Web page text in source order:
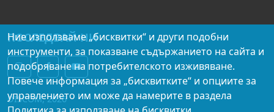
ПОСЛЕДВАЙ НИ
DISCOM, 2026
Ние използваме „бисквитки“ и други подобни
инструменти, за показване съдържанието на сайта и
подобряване на потребителското изживяване.
Повече информация за „бисквитките“ и опциите за
управлението им може да намерите в раздела